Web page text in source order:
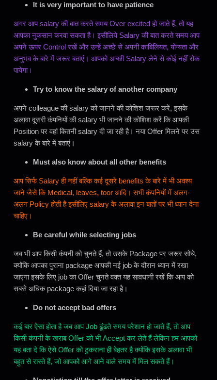
It is very important to have patience
अगर आप salary की बात करते समय Over excited हो जाते हैं, तो यह
आपका नुकसान करवा सकता है। इसीलिये Salary की बात करते समय आप
अपने ऊपर Control रखें और उन्हें अच्छे से अपनी काबिलियत, योग्यता और
अनुभव के बारे में जरूर बताएं। आपको अच्छी Salary लेने से कोई नहीं रोक
पायेगा।
Try to know the salary of another company
अपने colleague की salary को जानने की कोशिश जरूर करें, इसके
अलावा दूसरी कंपनियों की salary भी जानने की कोशिश करें कि आपकी
Position पर वहां कितनी salary दी जा रही है। नया Offer मिलने पर उस
salary के बारे में बताएं।
Must also know about all other benefits
आप सिर्फ Salary ही नहीं बल्कि कई दूसरे benefits के बारे में भी अवश्य
जाने जैसे कि Medical, leaves, toor आदि। सभी कंपनियों में अलग-
अलग Policy होती है इसीलिए salary के अलावा इन बातों पर भी ध्यान देना
चाहिए।
Be careful while selecting jobs
जब भी आप किसी कंपनी को चुनते हैं, तो उसके Package पर जरूर सोचे,
क्योंकि आपका पुराना package आपकी नई job के दौरान ध्यान में रखा
जाएगा इसके लिए job का Offer चुनते वक्त यह सावधानी रखें कि आप को
सबसे अधिक package कहां दिया जा रहा है।
Do not accept bad offers
कई बार ऐसा होता है जब आप Job ढूंढते समय परेशान हो जाते हैं, तो आप
किसी कंपनी के खराब Offer को भी Accept कर लेते हैं लेकिन हम आपको
यह बता दे कि ऐसे Offer को ठुकराना ही बेहतर है क्योंकि इसके अलावा भी
बहुत से रास्ते हैं, जो आपको आगे आने वाले समय में मिल सकते हैं।